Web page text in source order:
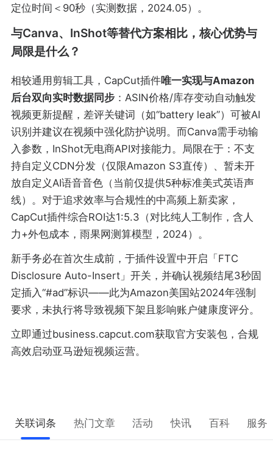
定位时间＜90秒（实测数据，2024.05）。
与Canva、InShot等替代方案相比，核心优势与
局限是什么？
相较通用剪辑工具，CapCut插件唯一实现与Amazon
后台双向实时数据同步：ASIN价格/库存变动自动触发
视频更新提醒，差评关键词（如“battery leak”）可被AI
识别并建议在视频中强化防护说明。而Canva需手动输
入参数，InShot无电商API对接能力。局限在于：不支
持自定义CDN分发（仅限Amazon S3直传）、暂未开
放自定义AI语音音色（当前仅提供5种标准美式英语声
线）。对于追求效率与合规性的中高频上新卖家，
CapCut插件综合ROI达1:5.3（对比纯人工制作，含人
力+外包成本，雨果网测算模型，2024）。
新手务必在首次生成前，于插件设置中开启「FTC
Disclosure Auto-Insert」开关，并确认视频结尾3秒固
定插入“#ad”标识——此为Amazon美国站2024年强制
要求，未执行将导致视频下架且影响账户健康度评分。
立即通过business.capcut.com获取官方安装包，合规
高效启动亚马逊短视频运营。
关联词条 热门文章 活动 快讯 百科 服务